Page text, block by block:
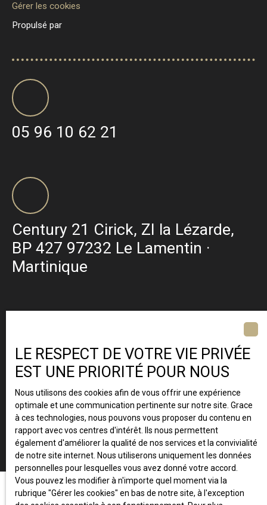
Gérer les cookies
Propulsé par
05 96 10 62 21
Century 21 Cirick, ZI la Lézarde,
BP 427 97232 Le Lamentin ·
Martinique
LE RESPECT DE VOTRE VIE PRIVÉE
EST UNE PRIORITÉ POUR NOUS
Nous utilisons des cookies afin de vous offrir une expérience
optimale et une communication pertinente sur notre site. Grace
à ces technologies, nous pouvons vous proposer du contenu en
rapport avec vos centres d'intérêt. Ils nous permettent
également d'améliorer la qualité de nos services et la convivialité
de notre site internet. Nous utiliserons uniquement les données
personnelles pour lesquelles vous avez donné votre accord.
Vous pouvez les modifier à n'importe quel moment via la
rubrique ″Gérer les cookies″ en bas de notre site, à l'exception